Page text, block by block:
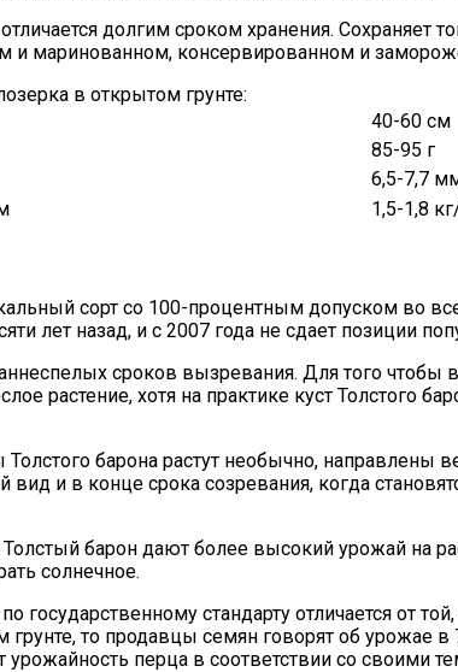
отличается долгим сроком хранения.
и маринованном, консервированном и
в открытом грунте:
40-60 см
85-95 г
6,5-7,7
1,5-1,8
сорт со 100-процентным допуском во
лет назад, и с 2007 года не сдает позиции
сроков вызревания. Для того чтобы
растение, хотя на практике куст
Толстого барона растут необычно,
вид и в конце срока созревания, когда
барон дают более высокий урожай на
солнечное.
государственному стандарту отличается от
грунте, то продавцы семян говорят об урожае
урожайность перца в соответствии со своими